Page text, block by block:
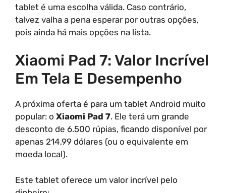
tablet é uma escolha válida. Caso contrário,
talvez valha a pena esperar por outras opções,
pois ainda há mais opções na lista.
Xiaomi Pad 7: Valor Incrível
Em Tela E Desempenho
A próxima oferta é para um tablet Android muito
popular: o Xiaomi Pad 7. Ele terá um grande
desconto de 6.500 rúpias, ficando disponível por
apenas 214,99 dólares (ou o equivalente em
moeda local).
Este tablet oferece um valor incrível pelo